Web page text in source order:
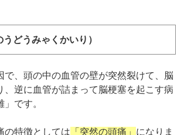
どうみゃくかいり）
で、頭の中の血管の壁が突然裂けて、脳
、逆に血管が詰まって脳梗塞を起こす病
です。
の特徴としては 「突然の頭痛」 になりま